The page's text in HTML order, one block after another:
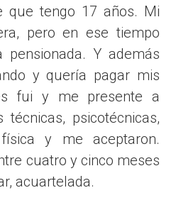
que tengo 17 años. Mi
pero en ese tiempo
pensionada. Y además
y quería pagar mis
fui y me presente a
psicotécnicas,
y me aceptaron.
cuatro y cinco meses
acuartelada.